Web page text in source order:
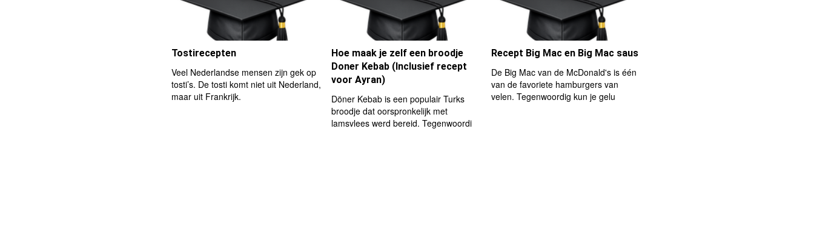
Tostirecepten
Veel Nederlandse mensen zijn gek op
tosti’s. De tosti komt niet uit Nederland,
maar uit Frankrijk.
Hoe maak je zelf een broodje
Doner Kebab (Inclusief recept
voor Ayran)
Döner Kebab is een populair Turks
broodje dat oorspronkelijk met
lamsvlees werd bereid. Tegenwoordi
Recept Big Mac en Big Mac saus
De Big Mac van de McDonald's is één
van de favoriete hamburgers van
velen. Tegenwoordig kun je gelu